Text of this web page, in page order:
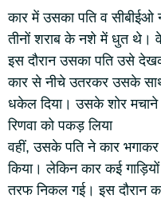
कार में उसका पति व
तीनों शराब के नशे में धुत थे।
इस दौरान उसका पति उसे
कार से नीचे उतरकर उसके
धकेल दिया। उसके शोर मचाने
रिणवा को पकड़ लिया
वहीं, उसके पति ने कार
किया। लेकिन कार कई
तरफ निकल गई। इस दौरान